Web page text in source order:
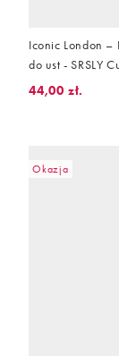
Iconic London –
do ust - SRSLY
44,00 zł.
Okazja